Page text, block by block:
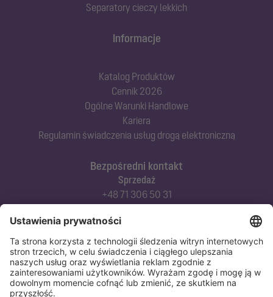
Separatory cieczy lekkich
Bezpośredni kontakt
Sprzedaż
+48 71 306 50 31
Doradztwo techniczne
Serwis techniczny
+48 71 306 50 51
Informacje
Katalog Produktów
Cennik 2026
Ogólne Warunki Handlowe
Kariera
Regulamin świadczenia usług drogą elektroniczną